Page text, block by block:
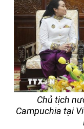
Chủ tịch
Campuchia tại